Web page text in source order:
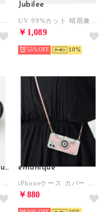
Jubilee
￥1,089
55% 10
CHILLWORK by Quit Running emonique
￥880